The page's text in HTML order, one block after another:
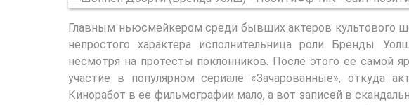
Главным ньюсмейкером среди бывших актеров культового
непростого характера исполнительница роли Бренды
несмотря на протесты поклонников. После этого ее самой
участие в популярном сериале «Зачарованные», откуда
Киноработ в ее фильмографии мало, а вот записей в